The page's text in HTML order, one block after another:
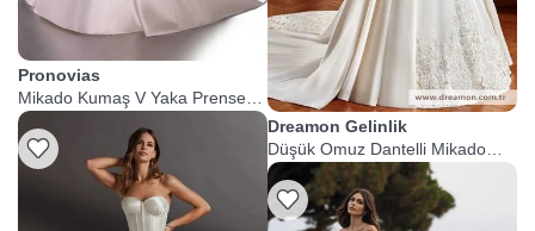
Pronovias
Mikado Kumaş V Yaka Prenses
Gelinlik
Dreamon Gelinlik
Düşük Omuz Dantelli Mikado
Gelinlik